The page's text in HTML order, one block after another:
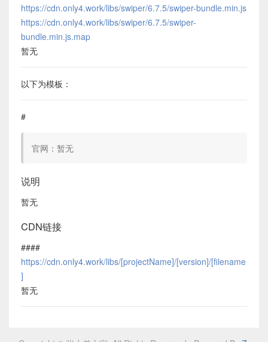
https://cdn.only4.work/libs/swiper/6.7.5/swiper-bundle.min.js
https://cdn.only4.work/libs/swiper/6.7.5/swiper-
bundle.min.js.map
暂无
以下为模板：
#
官网：暂无
说明
暂无
CDN链接
####
https://cdn.only4.work/libs/[projectName]/[version]/[filename
]
暂无